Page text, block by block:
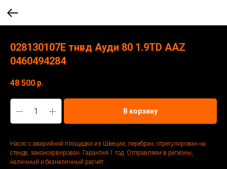
028130107Е тнвд Ауди 80 1.9TD AAZ
0460494284
48 500 р.
В корзину
Насос с аварийной площадки из Швеции, перебран, отрегулирован на
стенде, законсервирован. Гарантия 1 год. Отправляем в регионы,
наличный и безналичный расчёт.